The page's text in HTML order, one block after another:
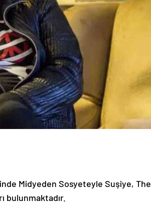
Midyeden Sosyeteyle Suşiye, The
bulunmaktadır.